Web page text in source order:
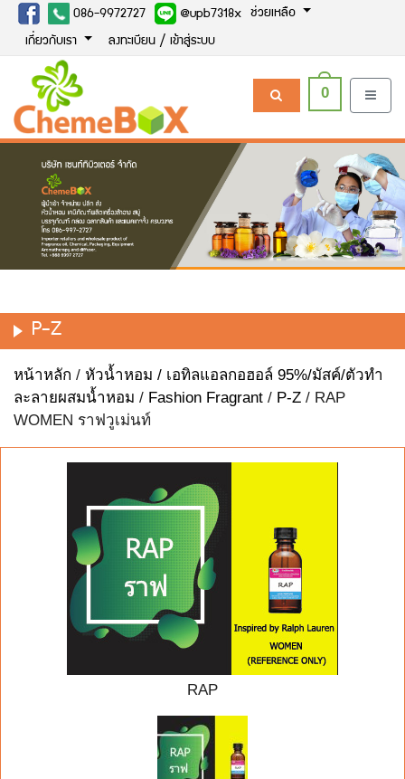
086-9972727 @upb7318x ช่วยเหลือ
เกี่ยวกับเรา ลงทะเบียน / เข้าสู่ระบบ
0
P-Z
หน้าหลัก / หัวน้ำหอม / เอทิลแอลกอฮอล์ 95%/มัสค์/ตัวทำ
ละลายผสมน้ำหอม / Fashion Fragrant / P-Z / RAP
WOMEN ราฟวูเม่นท์
RAP